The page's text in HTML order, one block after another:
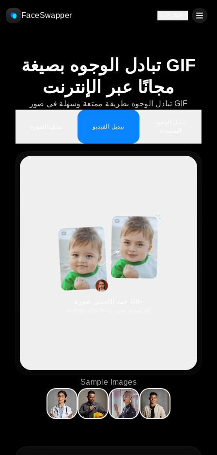
FaceSwapper
تبادل الوجوه بصيغة GIF
مجانًا عبر الإنترنت
تبادل الوجوه بطريقة ممتعة وسهلة في صور GIF
تبديل الفيديو
Sample Images